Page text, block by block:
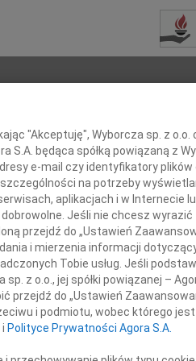
Imię i nazwisko lub
+
INNE NEKROLOGI
Andrzej Szostek
W dniu 21 lipca
Andrzej Szostek
W dniu 21 lipca
Anna Elżbieta
W dniu 24
Joanna Magdalena
Z głębokim
"Akceptuję", Wyborcza sp. z o.o.
S.A. będąca spółką powiązaną z
e-mail czy identyfikatory plików
na potrzeby
aplikacjach i w Internecie
Jeśli nie chcesz wyrazić
przejdź do „Ustawień
i mierzenia informacji
Tobie usług. Jeśli
z o.o., jej spółki powiązanej –
przejdź do „Ustawień
i podmiotu, wobec którego jest
i Polityce Prywatności Agora S.A.